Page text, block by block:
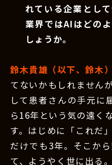
れている企業とし
業界ではAIはどの
しょうか。
鈴木貴雄（以下、鈴木）
てないかもしれません
して患者さんの手元に
ら16年という気の遠く
す。はじめに「これだ
だけでも3年。そこか
て、ようやく世に出る